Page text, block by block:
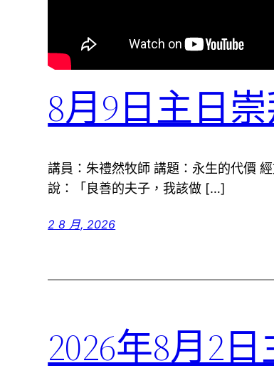
8月9日主日
講員：朱禮然牧師 講題：永生的代價
說：「良善的夫子，我該做 […]
2 8 月, 2026
2026年8月2